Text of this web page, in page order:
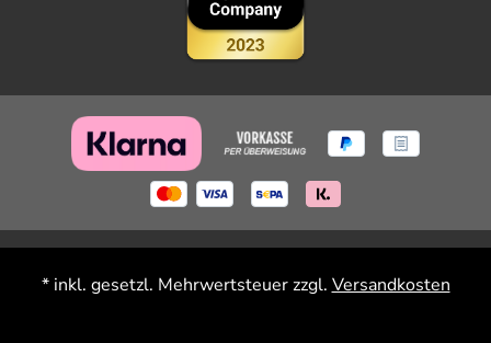
* inkl. gesetzl. Mehrwertsteuer zzgl. Versandkosten